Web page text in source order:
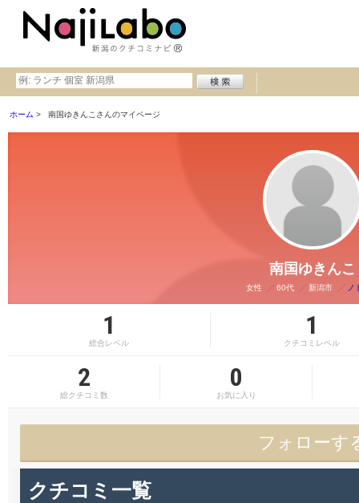
ホーム 南国ゆきんこさんのマイページ
南国ゆきんこ
女性 60代 新潟市 ノ
1
総合レベル
1
クチコミレベル
2
総クチコミ数
0
お気に入り
フォローす
クチコミ一覧